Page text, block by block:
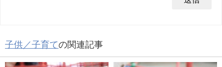
子供／子育ての関連記事